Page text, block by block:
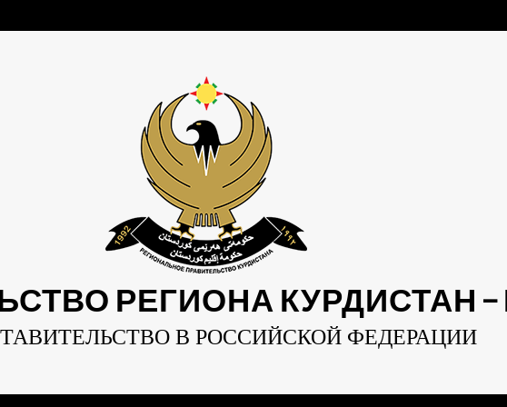
РЕГИОНА КУРДИСТАН —
В РОССИЙСКОЙ ФЕДЕРАЦИИ